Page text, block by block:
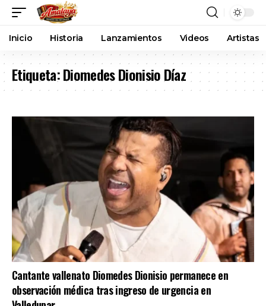
Inicio Historia Lanzamientos Videos Artistas
Etiqueta:Diomedes Dionisio Díaz
Cantante vallenato Diomedes Dionisio permanece en
observación médica tras ingreso de urgencia en